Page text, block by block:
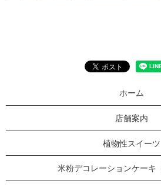
ホーム
店舗案内
植物性スイーツ
米粉デコレーションケーキ